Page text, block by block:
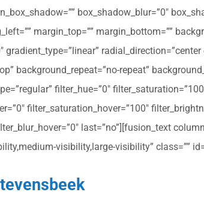
box_shadow_blur=”0″
margin_top=”” margin_bottom=””
gradient_type=”linear”
background_repeat=”no-repeat”
filter_hue=”0″
filter_saturation_hover=”100″
last=”no”][fusion_text
visibility,large-visibility” class=””